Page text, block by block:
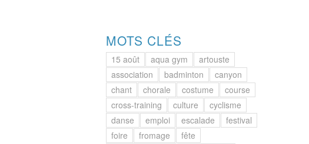
MOTS CLÉS
15 août aqua gym
artouste
association
badminton
canyon
chant
chorale costume
course
cross-training
culture
cyclisme
danse
emploi escalade
festival
foire
fromage
fête